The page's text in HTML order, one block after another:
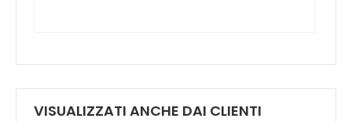
VISUALIZZATI ANCHE DAI CLIENTI